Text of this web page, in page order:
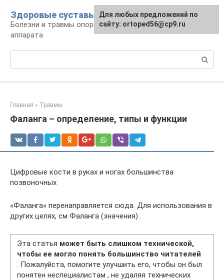
контенту
Здоровые суставы
Болезни и травмы опорно-двигательного
аппарата
Главная » Травмы
Фаланга – определение, типы и функции
Цифровые кости в руках и ногах большинства
позвоночных
«Фаланга» перенаправляется сюда. Для использования в
других целях, см Фаланга (значения) .
Эта статья может быть слишком технической,
чтобы ее могло понять большинство читателей
. Пожалуйста, помогите улучшить его, чтобы он был
понятен неспециалистам , не удаляя технических
Для любых предложений по
сайту: ortoped56@cp9.ru